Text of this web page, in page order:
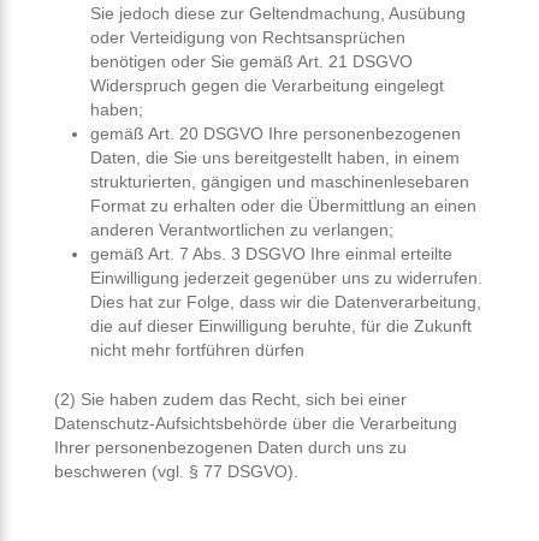
Sie jedoch diese zur Geltendmachung, Ausübung
oder Verteidigung von Rechtsansprüchen
benötigen oder Sie gemäß Art. 21 DSGVO
Widerspruch gegen die Verarbeitung eingelegt
haben;
gemäß Art. 20 DSGVO Ihre personenbezogenen
Daten, die Sie uns bereitgestellt haben, in einem
strukturierten, gängigen und maschinenlesebaren
Format zu erhalten oder die Übermittlung an einen
anderen Verantwortlichen zu verlangen;
gemäß Art. 7 Abs. 3 DSGVO Ihre einmal erteilte
Einwilligung jederzeit gegenüber uns zu widerrufen.
Dies hat zur Folge, dass wir die Datenverarbeitung,
die auf dieser Einwilligung beruhte, für die Zukunft
nicht mehr fortführen dürfen
(2) Sie haben zudem das Recht, sich bei einer
Datenschutz-Aufsichtsbehörde über die Verarbeitung
Ihrer personenbezogenen Daten durch uns zu
beschweren (vgl. § 77 DSGVO).